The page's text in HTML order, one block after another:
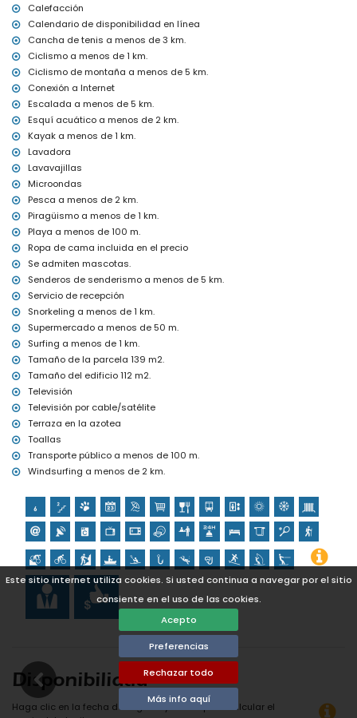
Este sitio internet utiliza cookies. Si usted continua a navegar por el sitio
consiente en el uso de las cookies.
Acepto
Preferencias
Rechazar todo
Más info aquí
Instalaciones y servicios incluidos en el precio del alquiler del
apartamento
Plancha y tabla de planchar
Ropa de cama y toallas
Servicio de recepción y servicio de emergencia 24 horas
Calefacción central y aire acondicionado
Instalaciones y servicios con costo adicional
Cama extra y cuna para niños (a pedido)
Entretenimiento y actividades de ocio para sus vacaciones en
Jávea, Costa Blanca
Bar, paseo marítimo (Paseo Marítimo y Jávea) (a menos de 500
metros de la casa)
Cine (a menos de 1000 metros de la casa)
Teatro y discoteca (a menos de 5 kilómetros de la casa)
Atracciones y cultura en Jávea, Costa Blanca
Museo (Histórico de Jávea), iglesia (San Bartolomé, Jávea), ruina
(Molinos de Viento, Jávea), monumento (Pueblo Histórico, Jávea),
edificio arquitectónico (Histórico de Jávea), lugar histórico
(Pueblo Histórico y Jávea) (a menos de 5 kilómetros del
alojamiento)
Castillo (Portal de la Vila y Denia) (a menos de 25 kilómetros del
alojamiento)
Deportes
Ciclismo, piragüismo, kayak, snorkel y surf (a menos de 1000
metros del apartamento)
Tenis, senderismo, ciclismo de montaña, escalada, pesca, buceo,
windsurf y esquí acuático (a menos de 5 kilómetros del
apartamento)
Calefacción
Calendario de disponibilidad en línea
Cancha de tenis a menos de 3 km.
Ciclismo a menos de 1 km.
Ciclismo de montaña a menos de 5 km.
Conexión a Internet
Escalada a menos de 5 km.
Esquí acuático a menos de 2 km.
Kayak a menos de 1 km.
Lavadora
Lavavajillas
Microondas
Pesca a menos de 2 km.
Piragüismo a menos de 1 km.
Playa a menos de 100 m.
Ropa de cama incluida en el precio
Se admiten mascotas.
Senderos de senderismo a menos de 5 km.
Servicio de recepción
Snorkeling a menos de 1 km.
Supermercado a menos de 50 m.
Surfing a menos de 1 km.
Tamaño de la parcela 139 m2.
Tamaño del edificio 112 m2.
Televisión
Televisión por cable/satélite
Terraza en la azotea
Toallas
Transporte público a menos de 100 m.
Windsurfing a menos de 2 km.
Disponibilidad
Haga clic en la fecha de llegada y salida para calcular el